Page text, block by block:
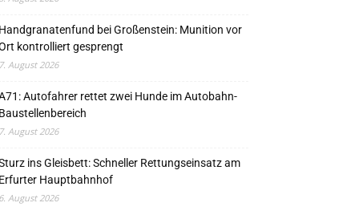
bei Großenstein: Munition vor
kontrolliert gesprengt
August 2026
Autofahrer rettet zwei Hunde im Autobahn-
August 2026
ins Gleisbett: Schneller Rettungseinsatz am
Hauptbahnhof
August 2026